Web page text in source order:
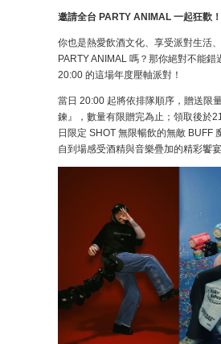
邀請全台 PARTY ANIMAL 一起狂歡！
你也是熱愛飲酒文化、享受派對生活
PARTY ANIMAL 嗎？那你絕對不能錯
20:00 的這場年度壓軸派對！
當日 20:00 起將依排隊順序，贈送限
鍊』，數量有限贈完為止；領取後於
日限定 SHOT 無限暢飲的無敵 BUFF
自到場感受酒精與音樂疊加的精彩饗宴